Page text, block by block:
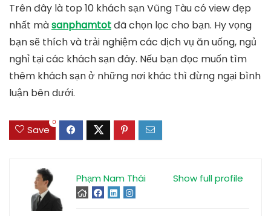
Trên đây là top 10 khách sạn Vũng Tàu có view đẹp
nhất màsanphamtotđã chọn lọc cho bạn. Hy vọng
bạn sẽ thích và trải nghiệm các dịch vụ ăn uống, ngủ
nghỉ tại các khách sạn đây. Nếu bạn đọc muốn tìm
thêm khách sạn ở những nơi khác thì đừng ngại bình
luận bên dưới.
Save
0
Show full profile
Phạm Nam Thái